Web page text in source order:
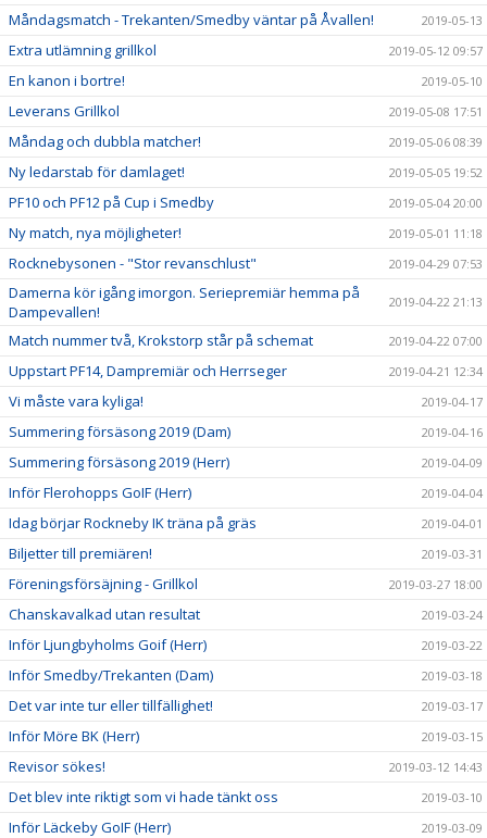
Måndagsmatch - Trekanten/Smedby väntar på Åvallen! 2019-05-13
Extra utlämning grillkol 2019-05-12 09:57
En kanon i bortre! 2019-05-10
Leverans Grillkol 2019-05-08 17:51
Måndag och dubbla matcher! 2019-05-06 08:39
Ny ledarstab för damlaget! 2019-05-05 19:52
PF10 och PF12 på Cup i Smedby 2019-05-04 20:00
Ny match, nya möjligheter! 2019-05-01 11:18
Rocknebysonen - "Stor revanschlust" 2019-04-29 07:53
Damerna kör igång imorgon. Seriepremiär hemma på
Dampevallen!
2019-04-22 21:13
Match nummer två, Krokstorp står på schemat 2019-04-22 07:00
Uppstart PF14, Dampremiär och Herrseger 2019-04-21 12:34
Vi måste vara kyliga! 2019-04-17
Summering försäsong 2019 (Dam) 2019-04-16
Summering försäsong 2019 (Herr) 2019-04-09
Inför Flerohopps GoIF (Herr) 2019-04-04
Idag börjar Rockneby IK träna på gräs 2019-04-01
Biljetter till premiären! 2019-03-31
Föreningsförsäjning - Grillkol 2019-03-27 18:00
Chanskavalkad utan resultat 2019-03-24
Inför Ljungbyholms Goif (Herr) 2019-03-22
Inför Smedby/Trekanten (Dam) 2019-03-18
Det var inte tur eller tillfällighet! 2019-03-17
Inför Möre BK (Herr) 2019-03-15
Revisor sökes! 2019-03-12 14:43
Det blev inte riktigt som vi hade tänkt oss 2019-03-10
Inför Läckeby GoIF (Herr) 2019-03-09